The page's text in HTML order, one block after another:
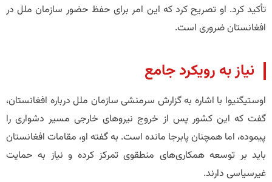
تأکید کرد. او تصریح کرد که این امر برای حفظ حضور سازمان ملل در
افغانستان ضروری است.
نیاز به رویکرد جامع
اوستیگنیوا با اشاره به گزارش سرمنشی سازمان ملل درباره افغانستان،
گفت که این کشور پس از خروج نیروهای خارجی مسیر دشواری را
پیموده، اما همچنان پابرجا مانده است. به گفته او، مقامات افغانستان
باید بر توسعه همکاری‌های منطقوی تمرکز کرده و نیاز به حمایت
غیرسیاسی دارند.